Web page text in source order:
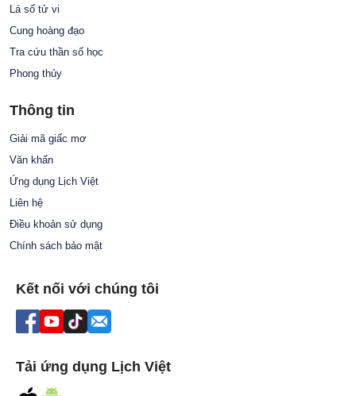
Lá số tử vi
Cung hoàng đạo
Tra cứu thần số học
Phong thủy
Thông tin
Giải mã giấc mơ
Văn khấn
Ứng dụng Lịch Việt
Liên hệ
Điều khoản sử dụng
Chính sách bảo mật
Kết nối với chúng tôi
Tải ứng dụng Lịch Việt